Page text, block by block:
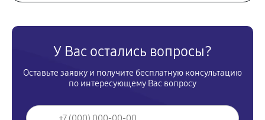
У Вас остались вопросы?
Оставьте заявку и получите бесплатную консультацию
по интересующему Вас вопросу